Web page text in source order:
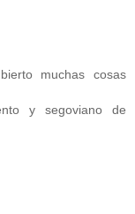
muchas cosas
y segoviano de